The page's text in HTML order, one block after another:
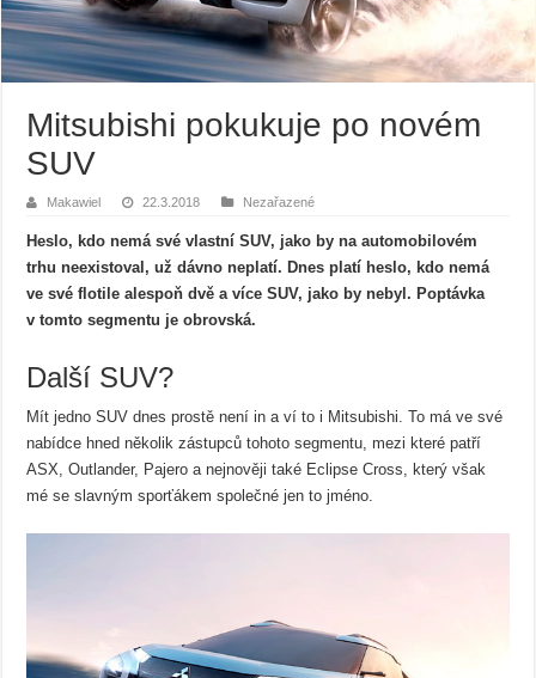
Mitsubishi pokukuje po novém
SUV
Makawiel 22.3.2018 Nezařazené
Heslo, kdo nemá své vlastní SUV, jako by na automobilovém
trhu neexistoval, už dávno neplatí. Dnes platí heslo, kdo nemá
ve své flotile alespoň dvě a více SUV, jako by nebyl. Poptávka
v tomto segmentu je obrovská.
Další SUV?
Mít jedno SUV dnes prostě není in a ví to i Mitsubishi. To má ve své
nabídce hned několik zástupců tohoto segmentu, mezi které patří
ASX, Outlander, Pajero a nejnověji také Eclipse Cross, který však
mé se slavným sporťákem společné jen to jméno.